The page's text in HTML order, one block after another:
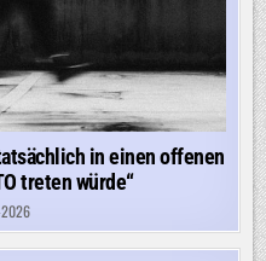
in einen offenen
treten würde“